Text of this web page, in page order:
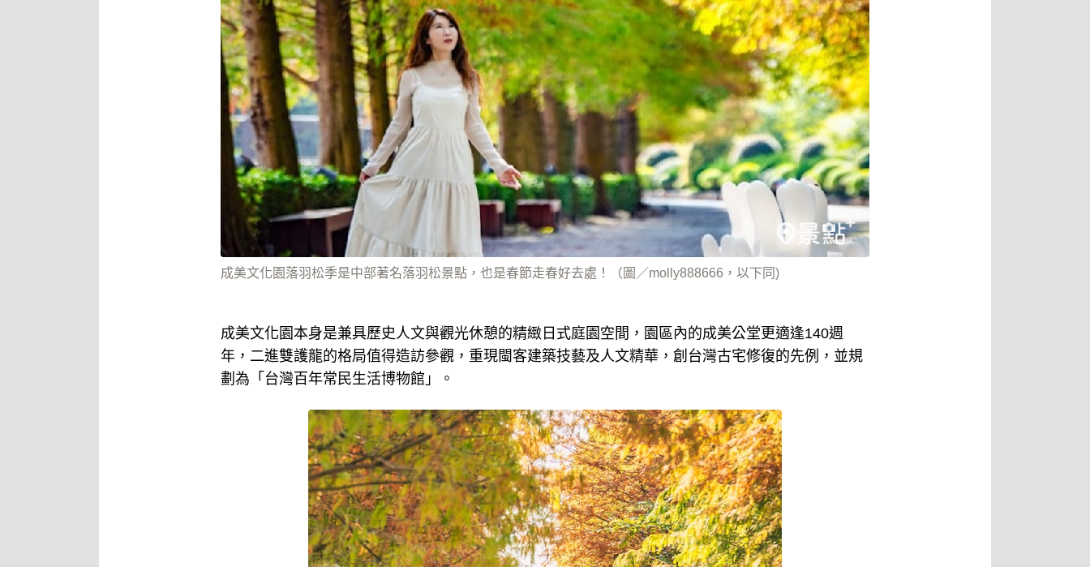
成美文化園落羽松季是中部著名落羽松景點，也是春節走春好去處！（圖／molly888666，以下同)
成美文化園本身是兼具歷史人文與觀光休憩的精緻日式庭園空間，園區內的成美公堂更適逢140週
年，二進雙護龍的格局值得造訪參觀，重現閩客建築技藝及人文精華，創台灣古宅修復的先例，並規
劃為「台灣百年常民生活博物館」。